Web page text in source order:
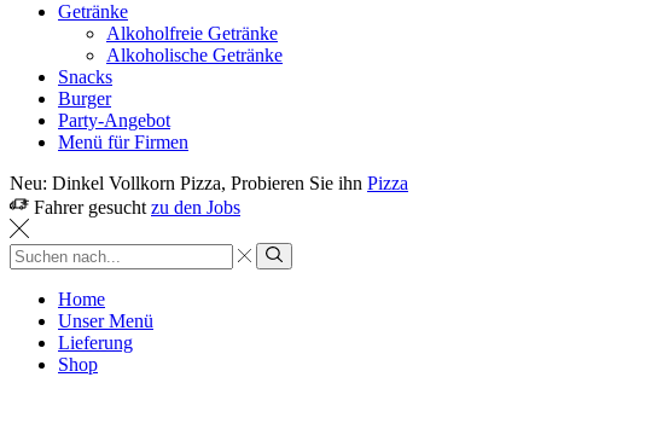
Getränke
Alkoholfreie Getränke
Alkoholische Getränke
Snacks
Burger
Party-Angebot
Menü für Firmen
Neu: Dinkel Vollkorn Pizza, Probieren Sie ihn Pizza
Fahrer gesucht zu den Jobs
Sucheingabe
Suche
Home
Unser Menü
Lieferung
Shop